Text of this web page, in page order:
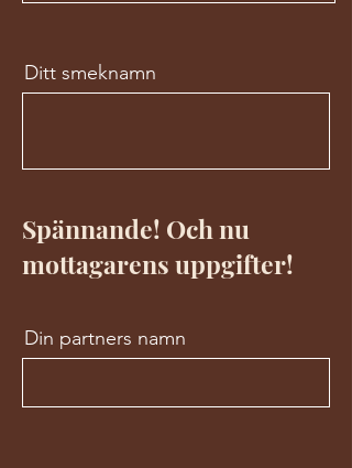
Ditt smeknamn
Spännande! Och nu
mottagarens uppgifter!
Din partners namn